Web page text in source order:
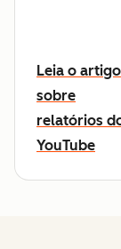
Leia o artigo
sobre
relatórios
YouTube